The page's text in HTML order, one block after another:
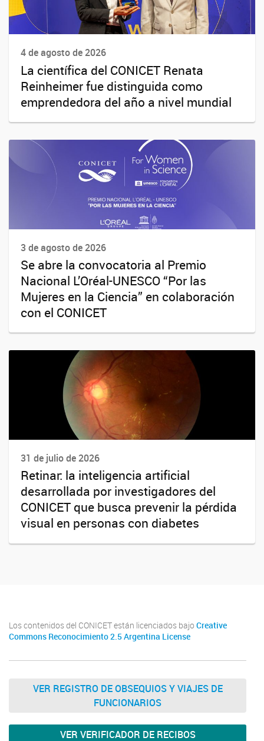
4 de agosto de 2026
La científica del CONICET Renata
Reinheimer fue distinguida como
emprendedora del año a nivel mundial
3 de agosto de 2026
Se abre la convocatoria al Premio
Nacional L’Oréal-UNESCO “Por las
Mujeres en la Ciencia” en colaboración
con el CONICET
31 de julio de 2026
Retinar: la inteligencia artificial
desarrollada por investigadores del
CONICET que busca prevenir la pérdida
visual en personas con diabetes
Los contenidos del CONICET están licenciados bajo Creative
Commons Reconocimiento 2.5 Argentina License
VER REGISTRO DE OBSEQUIOS Y VIAJES DE
FUNCIONARIOS
VER VERIFICADOR DE RECIBOS